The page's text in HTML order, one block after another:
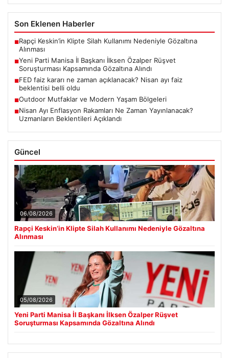
Son Eklenen Haberler
■Rapçi Keskin’in Klipte Silah Kullanımı Nedeniyle Gözaltına
Alınması
■Yeni Parti Manisa İl Başkanı İlksen Özalper Rüşvet
Soruşturması Kapsamında Gözaltına Alındı
■FED faiz kararı ne zaman açıklanacak? Nisan ayı faiz
beklentisi belli oldu
■Outdoor Mutfaklar ve Modern Yaşam Bölgeleri
■Nisan Ayı Enflasyon Rakamları Ne Zaman Yayınlanacak?
Uzmanların Beklentileri Açıklandı
Güncel
06/08/2026
Rapçi Keskin’in Klipte Silah Kullanımı Nedeniyle Gözaltına
Alınması
05/08/2026
Yeni Parti Manisa İl Başkanı İlksen Özalper Rüşvet
Soruşturması Kapsamında Gözaltına Alındı